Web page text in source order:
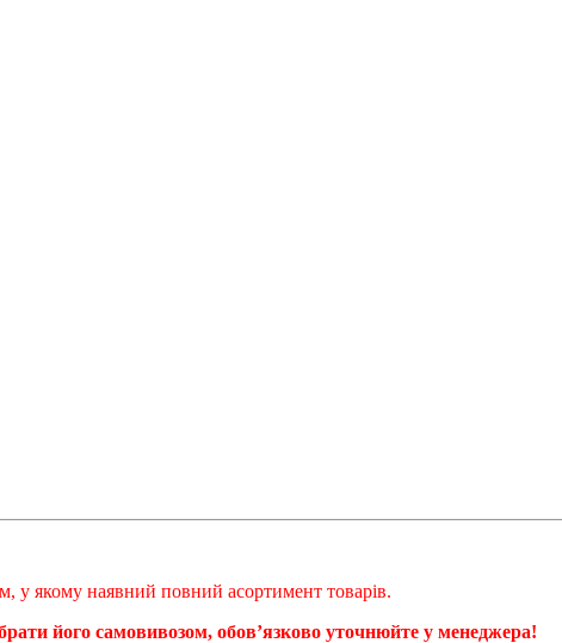
у якому наявний повний асортимент товарів.
його самовивозом, обовʼязково уточнюйте у менеджера!